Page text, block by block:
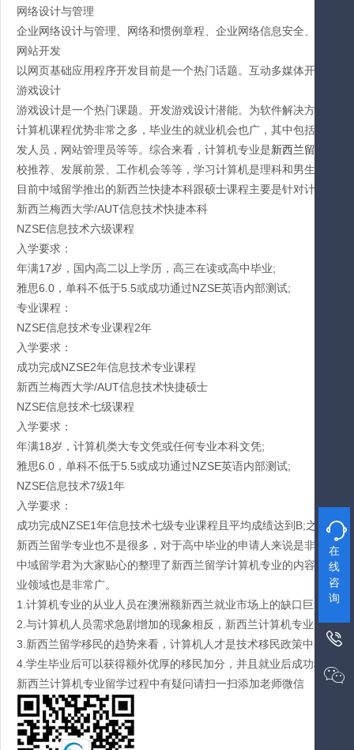
网络设计与管理
企业网络设计与管理、网络和惯例章程、企业网络信息安全、移动
网站开发
以网页基础应用程序开发目前是一个热门话题。互动多媒体开发互
游戏设计
游戏设计是一个热门课题。开发游戏设计潜能。为软件解决方案的
计算机课程优势非常之多，毕业生的就业机会也广，其中包括信息
发人员，网站管理员等等。综合来看，计算机专业是新西兰留学专业
校推荐、发展前景、工作机会等等，学习计算机是理科和男生的第一
目前中域留学推出的新西兰快捷本科跟硕士课程主要是针对计算机
新西兰梅西大学/AUT信息技术快捷本科
NZSE信息技术六级课程
入学要求：
年满17岁，国内高二以上学历，高三在读或高中毕业;
雅思6.0，单科不低于5.5或成功通过NZSE英语内部测试;
专业课程：
NZSE信息技术专业课程2年
入学要求：
成功完成NZSE2年信息技术专业课程
新西兰梅西大学/AUT信息技术快捷硕士
NZSE信息技术七级课程
入学要求：
年满18岁，计算机类大专文凭或任何专业本科文凭;
雅思6.0，单科不低于5.5或成功通过NZSE英语内部测试;
NZSE信息技术7级1年
入学要求：
成功完成NZSE1年信息技术七级专业课程且平均成绩达到B;之前海
新西兰留学专业也不是很多，对于高中毕业的申请人来说是非常头
中域留学君为大家贴心的整理了新西兰留学计算机专业的内容，毕
业领域也是非常广。
1.计算机专业的从业人员在澳洲额新西兰就业市场上的缺口巨大，当
2.与计算机人员需求急剧增加的现象相反，新西兰计算机专业的毕业
3.新西兰留学移民的趋势来看，计算机人才是技术移民政策中的长期
4.学生毕业后可以获得额外优厚的移民加分，并且就业后成功移民的
新西兰计算机专业留学过程中有疑问请扫一扫添加老师微信

在
线
咨
询

